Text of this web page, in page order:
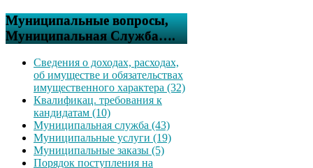
Муниципальные вопросы,
Муниципальная Служба….
Сведения о доходах, расходах,
об имуществе и обязательствах
имущественного характера (32)
Квалификац. требования к
кандидатам (10)
Муниципальная служба (43)
Муниципальные услуги (19)
Муниципальные заказы (5)
Порядок поступления на